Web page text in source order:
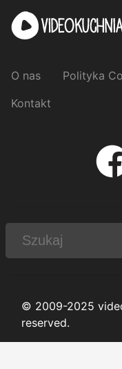
O nas Polityka
Kontakt
© 2009-2025
reserved.